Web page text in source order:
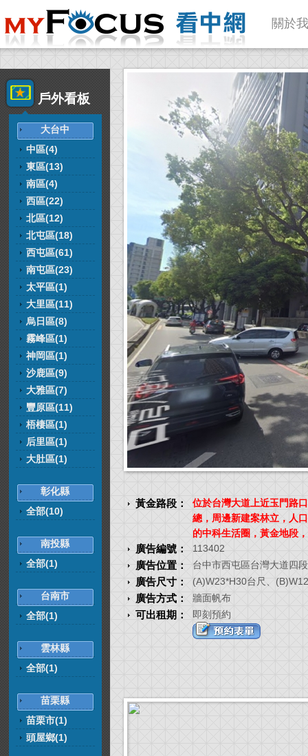
關於
戶外看板
大台中
中區(4)
東區(13)
南區(4)
西區(22)
北區(12)
北屯區(18)
西屯區(61)
南屯區(23)
太平區(1)
大里區(11)
烏日區(8)
霧峰區(1)
神岡區(1)
沙鹿區(9)
大雅區(7)
豐原區(11)
梧棲區(1)
后里區(1)
大肚區(1)
彰化縣
全部(10)
南投縣
全部(1)
台南市
全部(1)
雲林縣
全部(1)
苗栗縣
苗栗市(1)
頭屋鄉(1)
黃金路段：
位於台灣大道上近玉門路
總，周邊新建案林立，人
的中科生活圈，黃金地段
廣告編號： 113402
廣告位置： 台中市西屯區台灣大道四
廣告尺寸： (A)W23*H30台尺、
廣告方式： 牆面帆布
可出租期： 即刻預約